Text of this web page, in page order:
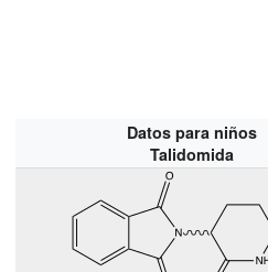
Datos para niños
Talidomida